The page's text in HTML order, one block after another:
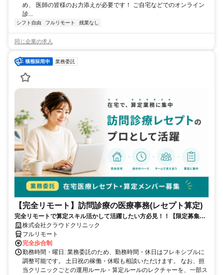
め、 医師の皆様のお力添えが必要です！ ご自宅などでのオンライン
診...
シフト自由 フルリモート 残業なし
同じ企業の求人
業務委託
【完全リモート】訪問診療の医療事務(レセプト算定)
完全リモートで算定スキル活かして活躍したい方必見！！【限定募集】
完全リモート｜在宅医療レセプト算定（成果報酬型／業務委託）
株式会社クラウドクリニック
フルリモート
完全歩合制
勤務時間・曜日: 業務委託のため、勤務時間・休日はフレキシブルに
調整可能です。 土日祝の稼働・休暇も相談いただけます。 なお、担
当クリニックごとの運用ルール・算定ルールのレクチャーを、一部ス